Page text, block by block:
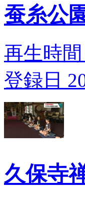
蚕糸公
再生時間
登録日
久保寺